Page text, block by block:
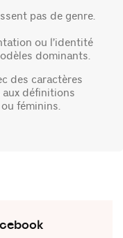
pas de genre.
ou l’identité
dominants.
des caractères
aux définitions
féminins.